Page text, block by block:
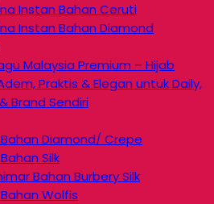
Instan Bahan Ceruti
Instan Bahan Diamond
Malaysia Premium – Hijab
Praktis & Elegan untuk Daily,
Brand Sendiri
Diamond/ Crepe
Silk
Bahan Burbery Silk
Wolfis